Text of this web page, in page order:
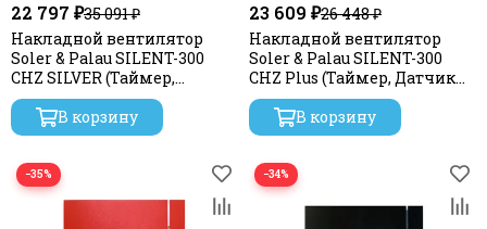
22 797 ₽35 091 ₽
Накладной вентилятор
Soler & Palau SILENT-300
CHZ SILVER (Таймер,
Датчик влажности)
В корзину
23 609 ₽26 448 ₽
Накладной вентилятор
Soler & Palau SILENT-300
CHZ Plus (Таймер, Датчик
влажности)
В корзину
−35% −34%